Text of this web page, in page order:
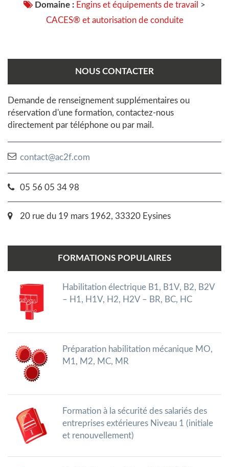
Domaine : Engins et équipements de travail
>
CACES® et autorisation de conduite
NOUS CONTACTER
Demande de renseignement supplémentaires ou
réservation d'une formation, contactez-nous
directement par téléphone ou par mail.
contact@ac2f.com
05 56 05 34 98
20 rue du 19 mars 1962, 33320 Eysines
FORMATIONS POPULAIRES
Habilitation électrique B1, B1V, B2, B2V
– H1, H1V, H2, H2V – BR, BC, HC
Préparation habilitation mécanique MO,
M1, M2, MC, MR
Formation à la sécurité des salariés des
entreprises extérieures Niveau 1 (initiale
et renouvellement)